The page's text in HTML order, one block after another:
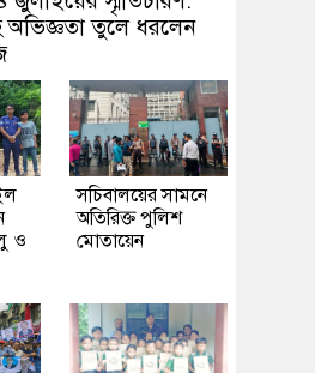
তুলে ধরলেন
ও
সচিবালয়ের সামনে
অতিরিক্ত পুলিশ
মোতায়েন